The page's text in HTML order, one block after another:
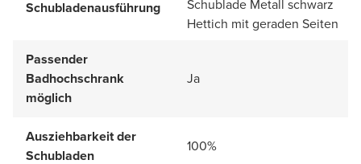
Schubladenausführung
Schublade Metall schwarz
Hettich mit geraden Seiten
Passender
Badhochschrank
möglich
Ja
Ausziehbarkeit der
Schubladen
100%